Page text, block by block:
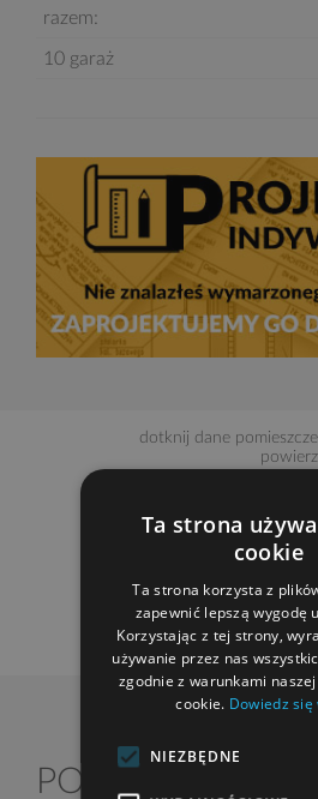
razem:
10 garaż
dotknij dane
PODDASZE
Ta strona
cookie
Ta strona korzysta z
zapewnić lepszą wygodę
Korzystając z tej strony,
używanie przez nas
zgodnie z warunkami
cookie. Dowiedz się
NIEZBĘDNE